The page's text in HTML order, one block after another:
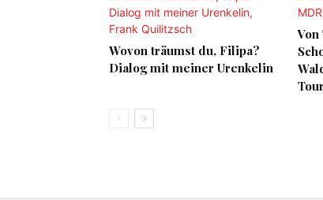
Wovon träumst du, Filipa?
Dialog mit meiner Urenkelin